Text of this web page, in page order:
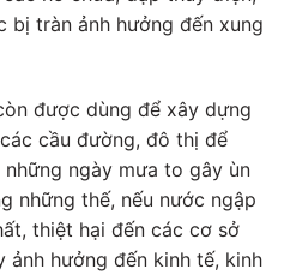
tràn ảnh hưởng đến xung
được dùng để xây dựng
cầu đường, đô thị để
ngày mưa to gây ùn
những thế, nếu nước ngập
thiệt hại đến các cơ sở
ảnh hưởng đến kinh tế, kinh